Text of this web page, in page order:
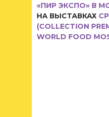
«ПИР ЭКСПО» В
НА ВЫСТАВКАХ
(COLLECTION
WORLD FOOD